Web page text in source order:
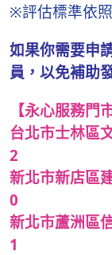
※評估標準依
如果你需要申
員，以免補助
【永心服務門
台北市士林
2
新北市新店
0
新北市蘆洲
1